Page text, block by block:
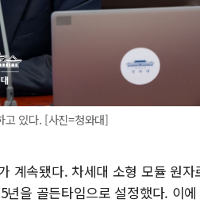
고 있다. [사진=청와대]
계속됐다. 차세대 소형 모듈 원
을 골든타임으로 설정했다. 이